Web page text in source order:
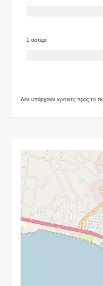
1 αστέρι
Δεν υπάρχουν κριτικές προς το